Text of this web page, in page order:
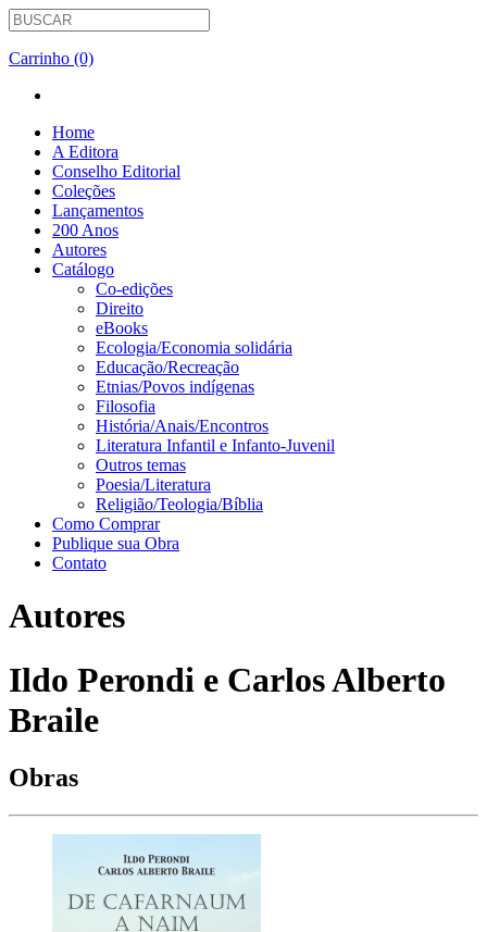
Carrinho (0)
Home
A Editora
Conselho Editorial
Coleções
Lançamentos
200 Anos
Autores
Catálogo
Co-edições
Direito
eBooks
Ecologia/Economia solidária
Educação/Recreação
Etnias/Povos indígenas
Filosofia
História/Anais/Encontros
Literatura Infantil e Infanto-Juvenil
Outros temas
Poesia/Literatura
Religião/Teologia/Bíblia
Como Comprar
Publique sua Obra
Contato
Autores
Ildo Perondi e Carlos Alberto
Braile
Obras